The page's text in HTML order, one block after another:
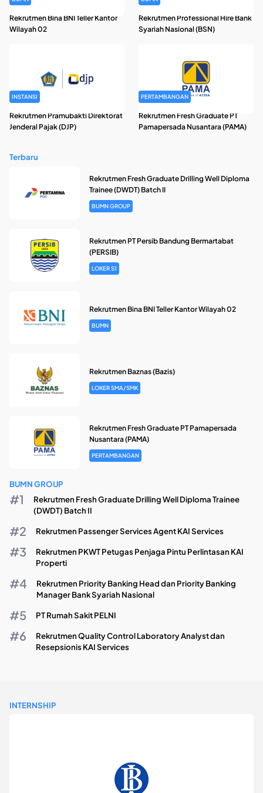
Rekrutmen Bina BNI Teller Kantor
Wilayah 02
Rekrutmen Professional Hire Bank
Syariah Nasional (BSN)
INSTANSI
Rekrutmen Pramubakti Direktorat
Jenderal Pajak (DJP)
PERTAMBANGAN
Rekrutmen Fresh Graduate PT
Pamapersada Nusantara (PAMA)
Terbaru
Rekrutmen Fresh Graduate Drilling Well Diploma
Trainee (DWDT) Batch II
BUMN GROUP
Rekrutmen PT Persib Bandung Bermartabat
(PERSIB)
LOKER S1
Rekrutmen Bina BNI Teller Kantor Wilayah 02
BUMN
Rekrutmen Baznas (Bazis)
LOKER SMA/SMK
Rekrutmen Fresh Graduate PT Pamapersada
Nusantara (PAMA)
PERTAMBANGAN
BUMN GROUP
Rekrutmen Fresh Graduate Drilling Well Diploma Trainee
(DWDT) Batch II
Rekrutmen Passenger Services Agent KAI Services
Rekrutmen PKWT Petugas Penjaga Pintu Perlintasan KAI
Properti
Rekrutmen Priority Banking Head dan Priority Banking
Manager Bank Syariah Nasional
PT Rumah Sakit PELNI
Rekrutmen Quality Control Laboratory Analyst dan
Resepsionis KAI Services
INTERNSHIP